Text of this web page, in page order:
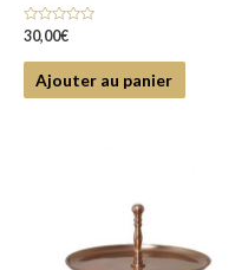
Note
sur
30,00€
Ajouter au panier